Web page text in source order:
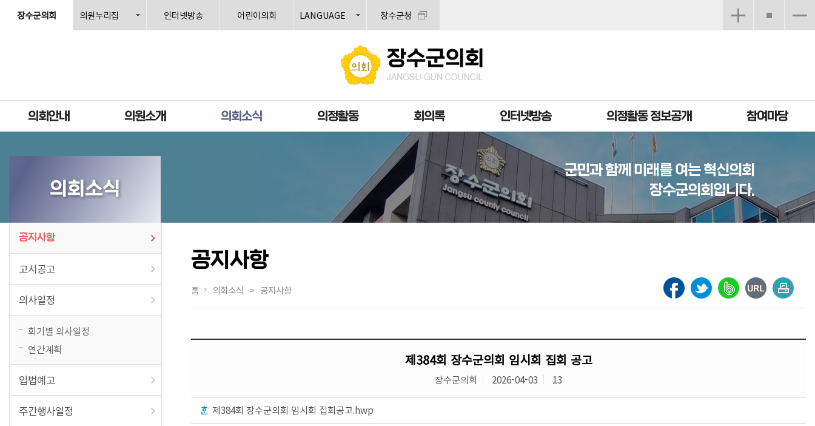
본문으로 바로가기
메인메뉴 바로가기
장수군의회 의원누리집 인터넷방송 어린이의회 LANGUAGE 장수군청
의회안내 의원소개 의회소식 의정활동 회의록 인터넷방송 의정활동 정보공개 참여마당
군민과 함께 미래를 여는 혁신의회
장수군의회입니다.
의회소식
공지사항
고시공고
의사일정
회기별 의사일정
연간계획
입법예고
주간행사일정
홈 의회소식 > 공지사항
공지사항
제384회 장수군의회 임시회 집회 공고
장수군의회 2026-04-03 13
제384회 장수군의회 임시회 집회공고.hwp